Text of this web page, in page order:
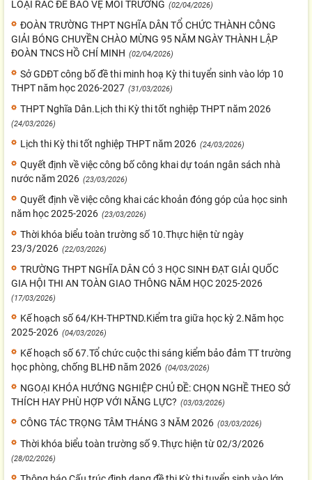
LOẠI RÁC ĐỂ BẢO VỆ MÔI TRƯỜNG (02/04/2026)
ĐOÀN TRƯỜNG THPT NGHĨA DÂN TỔ CHỨC THÀNH CÔNG
GIẢI BÓNG CHUYỀN CHÀO MỪNG 95 NĂM NGÀY THÀNH LẬP
ĐOÀN TNCS HỒ CHÍ MINH (02/04/2026)
Sở GDĐT công bố đề thi minh hoạ Kỳ thi tuyển sinh vào lớp 10
THPT năm học 2026-2027 (31/03/2026)
THPT Nghĩa Dân.Lịch thi Kỳ thi tốt nghiệp THPT năm 2026
(24/03/2026)
Lịch thi Kỳ thi tốt nghiệp THPT năm 2026 (24/03/2026)
Quyết định về việc công bố công khai dự toán ngân sách nhà
nước năm 2026 (23/03/2026)
Quyết định về việc công khai các khoản đóng góp của học sinh
năm học 2025-2026 (23/03/2026)
Thời khóa biểu toàn trường số 10.Thực hiện từ ngày
23/3/2026 (22/03/2026)
TRƯỜNG THPT NGHĨA DÂN CÓ 3 HỌC SINH ĐẠT GIẢI QUỐC
GIA HỘI THI AN TOÀN GIAO THÔNG NĂM HỌC 2025-2026
(17/03/2026)
Kế hoạch số 64/KH-THPTND.Kiểm tra giữa học kỳ 2.Năm học
2025-2026 (04/03/2026)
Kế hoạch số 67.Tổ chức cuộc thi sáng kiểm bảo đảm TT trường
học phòng, chống BLHĐ năm 2026 (04/03/2026)
NGOẠI KHÓA HƯỚNG NGHIỆP CHỦ ĐỀ: CHỌN NGHỀ THEO SỞ
THÍCH HAY PHÙ HỢP VỚI NĂNG LỰC? (03/03/2026)
CÔNG TÁC TRỌNG TÂM THÁNG 3 NĂM 2026 (03/03/2026)
Thời khóa biểu toàn trường số 9.Thực hiện từ 02/3/2026
(28/02/2026)